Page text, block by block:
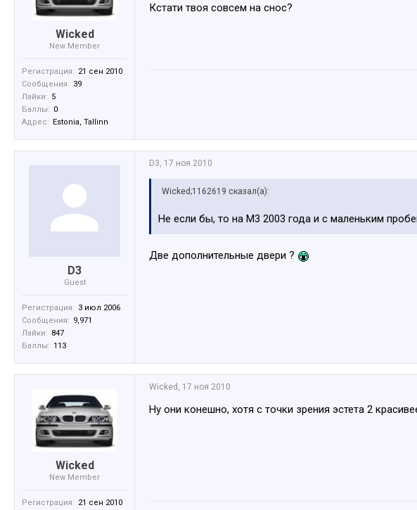
Wicked
New Member
Регистрация: 21 сен 2010
Сообщения: 39
Лайки: 5
Баллы: 0
Адрес: Estonia, Tallinn
Кстати твоя совсем на снос?
D3
Guest
Регистрация: 3 июл 2006
Сообщения: 9,971
Лайки: 847
Баллы: 113
D3, 17 ноя 2010
Wicked;1162619 сказал(а):
Не если бы, то на М3 2003 года и с маленьким
Две дополнительные двери ?
Wicked
New Member
Регистрация: 21 сен 2010
Wicked , 17 ноя 2010
Ну они конешно, хотя с точки зрения эстета 2